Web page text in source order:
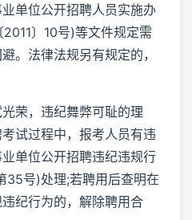
单位公开招聘人员实施办
〕10号)等文件规定需
。法律法规另有规定的，
荣，违纪舞弊可耻的理
试过程中，报考人员有违
单位公开招聘违纪违规行
35号)处理;若聘用后查明在
纪行为的，解除聘用合